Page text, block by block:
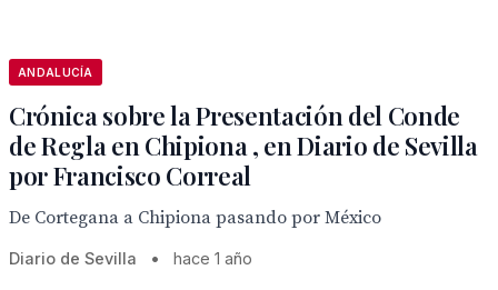
ANDALUCÍA
Crónica sobre la Presentación del Conde
de Regla en Chipiona , en Diario de Sevilla
por Francisco Correal
De Cortegana a Chipiona pasando por México
Diario de Sevilla • hace 1 año